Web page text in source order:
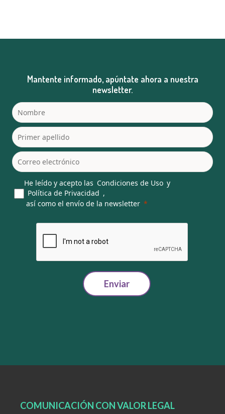
Mantente informado, apúntate ahora a nuestra
newsletter.
He leído y acepto las Condiciones de Uso y
Política de Privacidad ,
así como el envío de la newsletter
Enviar
COMUNICACIÓN CON VALOR LEGAL